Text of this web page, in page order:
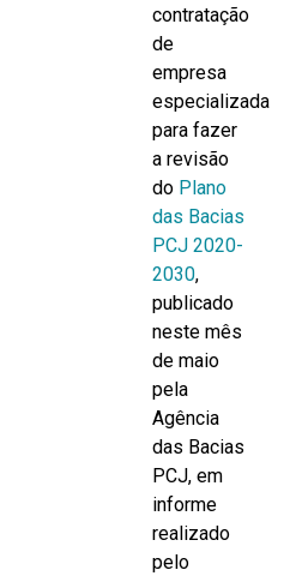
contratação
de
empresa
especializada
para fazer
a revisão
do Plano
das Bacias
PCJ 2020-
2030,
publicado
neste mês
de maio
pela
Agência
das Bacias
PCJ, em
informe
realizado
pelo